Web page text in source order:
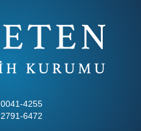
0041-4255
2791-6472